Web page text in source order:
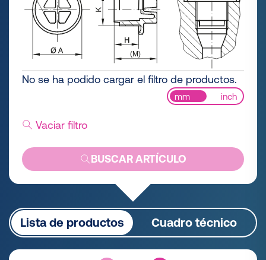
No se ha podido cargar el filtro de productos.
mm inch
Vaciar filtro
BUSCAR ARTÍCULO
Lista de productos Cuadro técnico